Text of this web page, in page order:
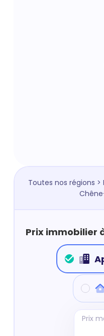
Toutes nos régions >
Prix immobilier
Prix